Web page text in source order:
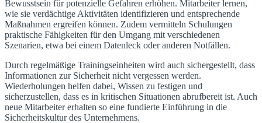
Bewusstsein für potenzielle Gefahren erhöhen. Mitarbeiter lernen,
wie sie verdächtige Aktivitäten identifizieren und entsprechende
Maßnahmen ergreifen können. Zudem vermitteln Schulungen
praktische Fähigkeiten für den Umgang mit verschiedenen
Szenarien, etwa bei einem Datenleck oder anderen Notfällen.
Durch regelmäßige Trainingseinheiten wird auch sichergestellt, dass
Informationen zur Sicherheit nicht vergessen werden.
Wiederholungen helfen dabei, Wissen zu festigen und
sicherzustellen, dass es in kritischen Situationen abrufbereit ist. Auch
neue Mitarbeiter erhalten so eine fundierte Einführung in die
Sicherheitskultur des Unternehmens.